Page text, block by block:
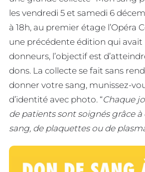
les vendredi 5 et samedi 6
à 18h, au premier étage l’Opéra
une précédente édition qui avait
donneurs, l’objectif est
dons. La collecte se fait sans
donner votre sang, munissez-
d’identité avec photo. “Chaque
de patients sont soignés grâce à
sang, de plaquettes ou de